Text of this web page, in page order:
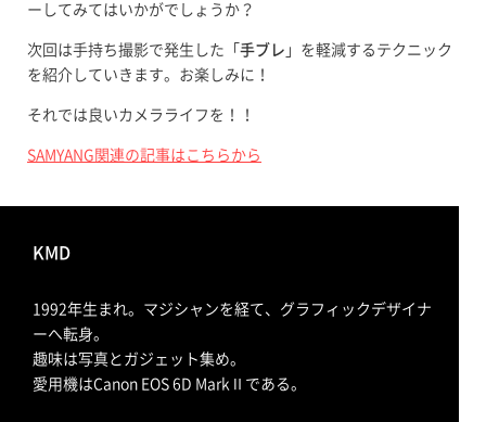
ーしてみてはいかがでしょうか？
次回は手持ち撮影で発生した「 手ブレ 」を軽減するテクニック
を紹介していきます。お楽しみに！
それでは良いカメラライフを！！
SAMYANG関連の記事はこちらから
KMD
1992年生まれ。マジシャンを経て、グラフィックデザイナ
ーへ転身。
趣味は写真とガジェット集め。
愛用機はCanon EOS 6D MarkⅡである。